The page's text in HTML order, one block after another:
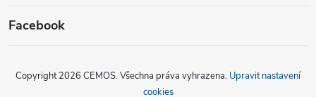
Facebook
Copyright 2026 CEMOS. Všechna práva vyhrazena. Upravit nastavení
cookies